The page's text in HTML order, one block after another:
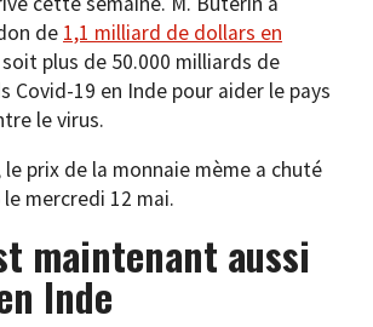
de 1,1 milliard de dollars en
soit plus de 50.000 milliards de
Covid-19 en Inde pour aider le pays
le virus.
le prix de la monnaie mème a chuté
mercredi 12 mai.
maintenant aussi
Inde